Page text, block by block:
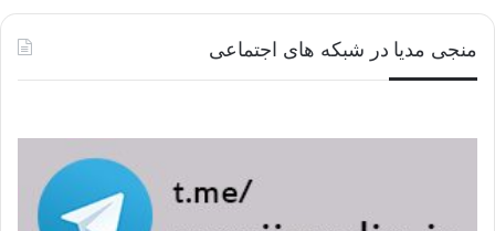
منجی مدیا در شبکه های اجتماعی